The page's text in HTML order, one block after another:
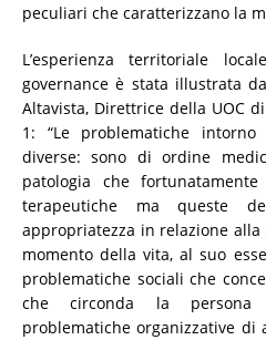
peculiari che caratterizzano la
L’esperienza territoriale
governance è stata illustrata
Altavista, Direttrice della UOC
1: “Le problematiche
diverse: sono di ordine
patologia che
terapeutiche ma queste
appropriatezza in relazione alla
momento della vita, al suo
problematiche sociali che
che circonda la persona
problematiche organizzative di